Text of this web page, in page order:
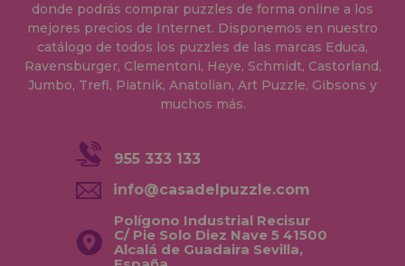
donde podrás comprar puzzles de forma online a los
mejores precios de Internet. Disponemos en nuestro
catálogo de todos los puzzles de las marcas Educa,
Ravensburger, Clementoni, Heye, Schmidt, Castorland,
Jumbo, Trefl, Piatnik, Anatolian, Art Puzzle, Gibsons y
muchos más.
955 333 133
info@casadelpuzzle.com
Polígono Industrial Recisur
C/ Pie Solo Diez Nave 5 41500
Alcalá de Guadaira Sevilla,